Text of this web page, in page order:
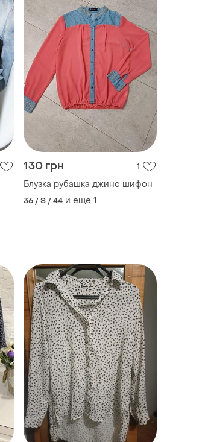
130 грн 1
Блузка рубашка джинс шифон
36 / S / 44 и еще 1